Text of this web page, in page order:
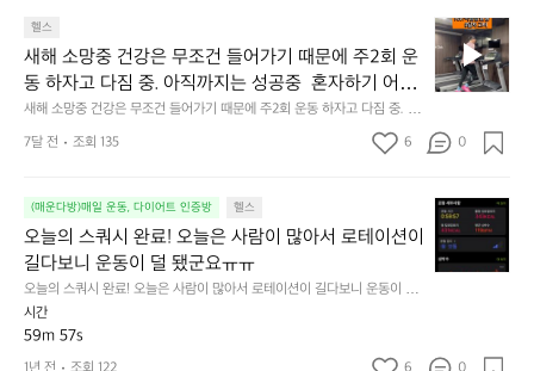
서
턱
걸
이
나
구
했
네
요
~
님
도
단
단
마
리
합
니
다.
헬스
새해 소망중 건강은 무조건 들어가기 때문에 주2회 운
동 하자고 다짐 중. 아직까지는 성공중  혼자하기 어려
운 친구들 같이 해보자🏃😆
새해 소망중 건강은 무조건 들어가기 때문에 주2회 운동 하자고 다짐 중. 아
새
해
소
망
건
무
조
건
들
7달 전 조회 135 6 0
(매운다방)매일 운동, 다이어트 인증방 헬스
오늘의 스쿼시 완료! 오늘은 사람이 많아서 로테이션이
길다보니 운동이 덜 됐군요ㅠㅠ
오늘의 스쿼시 완료! 오늘은 사람이 많아서 로테이션이 길다보니 운동이 덜
됐군요ㅠㅠ
오
늘
의
스
시간
59m 57s